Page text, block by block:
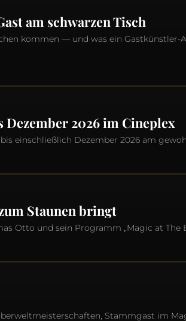
am schwarzen Tisch
kommen — und was ein Gastkünstler-
2026 im Cineplex
einschließlich Dezember 2026 am
Staunen bringt
Otto und sein Programm „Magic at The
Stammgast im